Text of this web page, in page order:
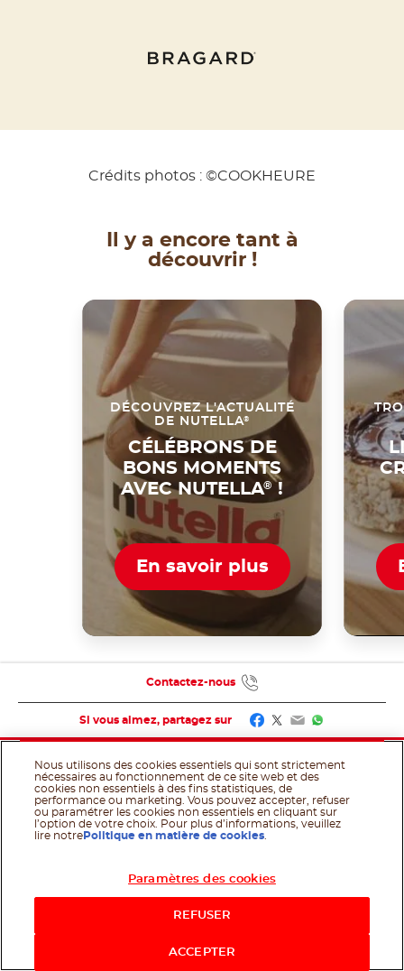
Crédits photos : ©COOKHEURE
Il y a encore tant à
découvrir !
DÉCOUVREZ L'ACTUALITÉ
DE NUTELLA®
CÉLÉBRONS DE
BONS MOMENTS
AVEC NUTELLA® !
En savoir plus
Si vous aimez, partagez sur Facebook
Twitter
EmailWhatsApp
Contactez-nous
Ferrero websites
Les coulisses de Nutella
Inspiration
Découvrez l'actualité
Nous utilisons des cookies essentiels qui sont strictement
nécessaires au fonctionnement de ce site web et des
cookies non essentiels à des fins statistiques, de
performance ou marketing. Vous pouvez accepter, refuser
ou paramétrer les cookies non essentiels en cliquant sur
l’option de votre choix. Pour plus d’informations, veuillez
lire notre Politique en matière de cookies
Paramètres des cookies
REFUSER
ACCEPTER